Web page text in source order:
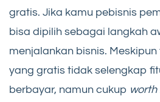
gratis. Jika kamu pebisnis
bisa dipilih sebagai langkah
menjalankan bisnis.
yang gratis tidak selengkap
berbayar, namun cukup worth